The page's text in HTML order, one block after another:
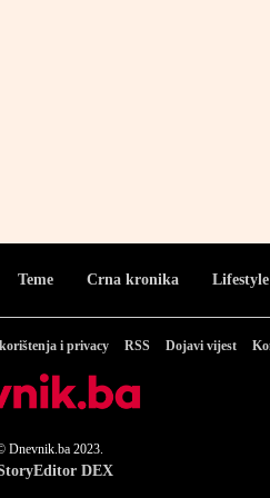
Teme Crna kronika Lifestyle
i privacy RSS Dojavi vijest
Dnevnik.ba 2023.
DEX